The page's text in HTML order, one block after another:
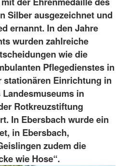
Silber ausgezeichnet und
ernannt. In den Jahre
wurden zahlreiche
wie die
Pflegedienstes in
stationären Einrichtung in
in
Rotkreuzstiftung
In Ebersbach wurde ein
in Ebersbach,
zudem die
wie Hose“.